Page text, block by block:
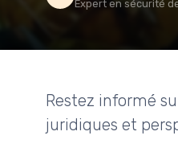
Expert en sécurité
Restez informé
juridiques et